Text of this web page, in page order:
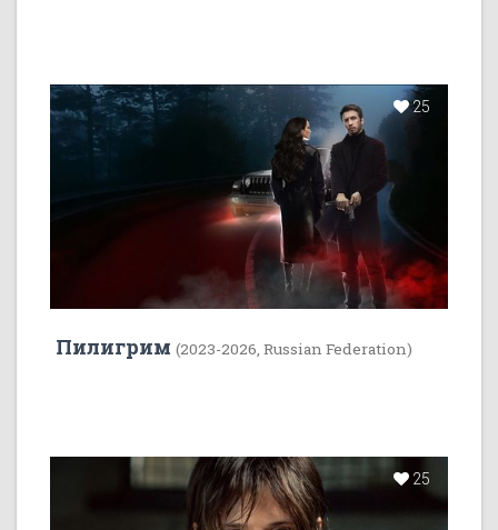
25
Пилигрим (2023-2026, Russian Federation)
25